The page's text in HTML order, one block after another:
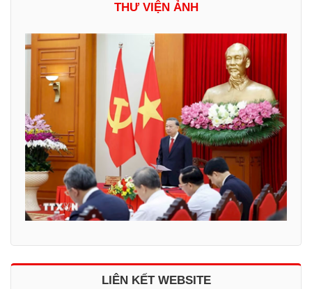
THƯ VIỆN ẢNH
LIÊN KẾT WEBSITE